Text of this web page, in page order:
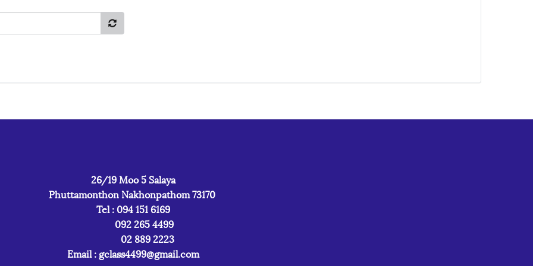
26/19 Moo 5 Salaya
Phuttamonthon Nakhonpathom 73170
Tel : 094 151 6169
092 265 4499
02 889 2223
Email : gclass4499@gmail.com